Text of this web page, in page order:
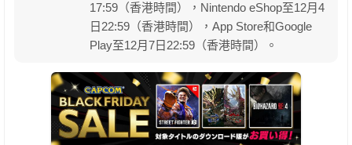
17:59（香港時間），Nintendo eShop至12月4
日22:59（香港時間），App Store和Google
Play至12月7日22:59（香港時間）。